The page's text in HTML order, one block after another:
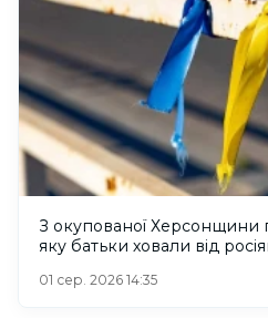
З окупованої Херсонщини
яку батьки ховали від
01 сер. 2026 14:35